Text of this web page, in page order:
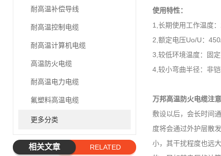
耐高温补偿导线
耐高温控制电缆
耐高温计算机电缆
高温防火电缆
耐高温电力电缆
氟塑料高温电缆
更多分类
相关文章
RELATED
使用特性：
1,长期使用工作温度
2,额定电压Uo/U：
3,较低环境温度：固
4,较小弯曲半径：非
万邦高温防火电缆注
敷设以后，会长时间
度将会通过外护层散
小，其干扰程度也远